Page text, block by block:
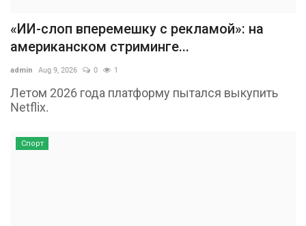
«ИИ-слоп вперемешку с рекламой»: на
американском стриминге...
admin Aug 9, 2026 0 1
Летом 2026 года платформу пытался выкупить
Netflix.
Спорт